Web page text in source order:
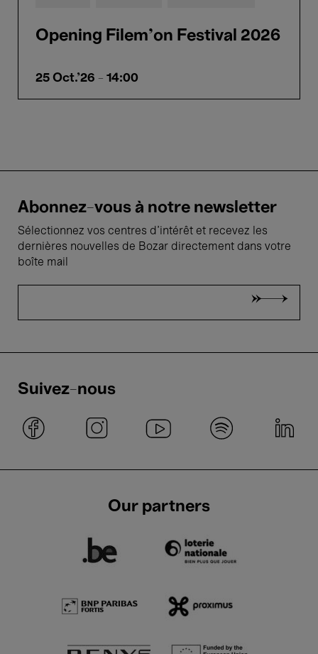
Opening Filem'on Festival 2026
25 Oct.'26 - 14:00
Abonnez-vous à notre newsletter
Sélectionnez vos centres d'intérêt et recevez les
dernières nouvelles de Bozar directement dans votre
boîte mail
Suivez-nous
Our partners